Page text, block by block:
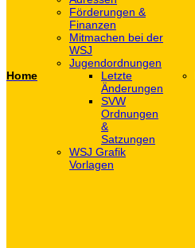
Home
Förderungen &
Finanzen
Mitmachen bei der
WSJ
Jugendordnungen
Letzte
Änderungen
SVW
Ordnungen
&
Satzungen
WSJ Grafik
Vorlagen